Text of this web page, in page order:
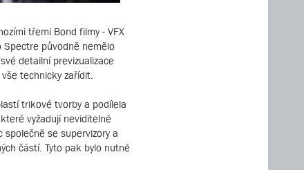
třemi Bond filmy - VFX
Spectre původně nemělo
detailní previzualizace
technicky zařídit.
trikové tvorby a podílela
vyžadují neviditelné
se supervizory a
částí. Tyto pak bylo nutné